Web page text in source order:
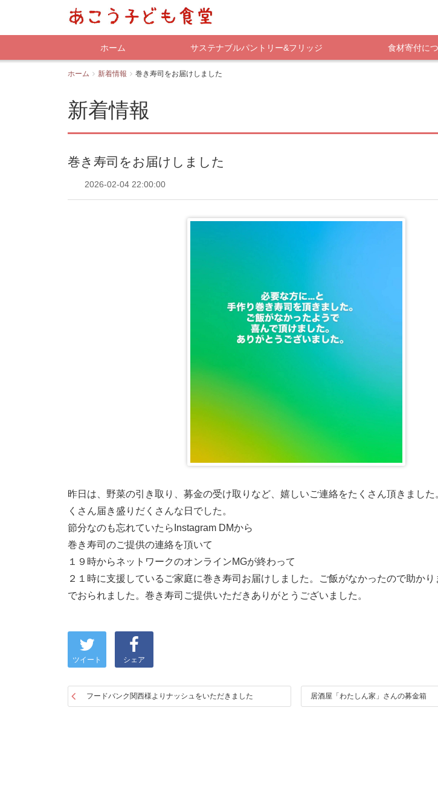
ホーム サステナブルパントリー&フリッジ 食材寄付に
ホーム 新着情報 巻き寿司をお届けしました
新着情報
巻き寿司をお届けしました
2026-02-04 22:00:00
昨日は、野菜の引き取り、募金の受け取りなど、嬉しいご連絡をたくさん頂きました
くさん届き盛りだくさんな日でした。
節分なのも忘れていたらInstagram DMから
巻き寿司のご提供の連絡を頂いて
１９時からネットワークのオンラインMGが終わって
２１時に支援しているご家庭に巻き寿司お届けしました。ご飯がなかったので助か
でおられました。巻き寿司ご提供いただきありがとうございました。
ツイート シェア
居酒屋「わたしん家」さんの募金箱
フードバンク関西様よりナッシュをいただきました